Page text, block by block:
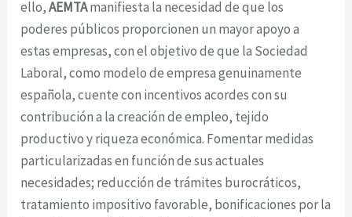
ello,AEMTAmanifiesta la necesidad de que los
poderes públicos proporcionen un mayor apoyo a
estas empresas, con el objetivo de que la Sociedad
Laboral, como modelo de empresa genuinamente
española, cuente con incentivos acordes con su
contribución a la creación de empleo, tejido
productivo y riqueza económica. Fomentar medidas
particularizadas en función de sus actuales
necesidades; reducción de trámites burocráticos,
tratamiento impositivo favorable, bonificaciones por la